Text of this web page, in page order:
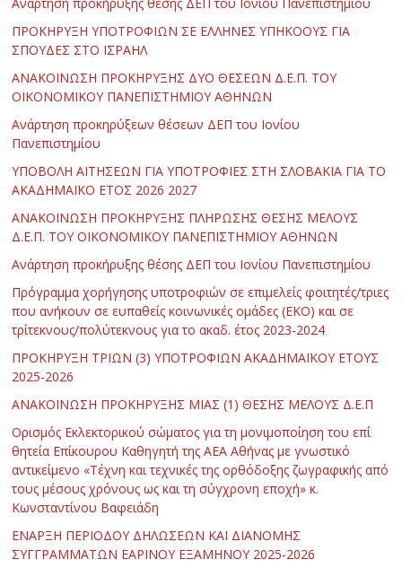
ΠΡΟΚΗΡΥΞΗ ΥΠΟΤΡΟΦΙΩΝ ΣΕ ΕΛΛΗΝΕΣ ΥΠΗΚΟΟΥΣ ΓΙΑ
ΣΠΟΥΔΕΣ ΣΤΟ ΙΣΡΑΗΛ
ΑΝΑΚΟΙΝΩΣΗ ΠΡΟΚΗΡΥΞΗΣ ΔΥΟ ΘΕΣΕΩΝ Δ.Ε.Π. ΤΟΥ
ΟΙΚΟΝΟΜΙΚΟΥ ΠΑΝΕΠΙΣΤΗΜΙΟΥ ΑΘΗΝΩΝ
Ανάρτηση προκηρύξεων θέσεων ΔΕΠ του Ιονίου
Πανεπιστημίου
ΥΠΟΒΟΛΗ ΑΙΤΗΣΕΩΝ ΓΙΑ ΥΠΟΤΡΟΦΙΕΣ ΣΤΗ ΣΛΟΒΑΚΙΑ ΓΙΑ ΤΟ
ΑΚΑΔΗΜΑΪΚΟ ΕΤΟΣ 2026 2027
ΑΝΑΚΟΙΝΩΣΗ ΠΡΟΚΗΡΥΞΗΣ ΠΛΗΡΩΣΗΣ ΘΕΣΗΣ ΜΕΛΟΥΣ
Δ.Ε.Π. ΤΟΥ ΟΙΚΟΝΟΜΙΚΟΥ ΠΑΝΕΠΙΣΤΗΜΙΟΥ ΑΘΗΝΩΝ
Ανάρτηση προκήρυξης θέσης ΔΕΠ του Ιονίου Πανεπιστημίου
Πρόγραμμα χορήγησης υποτροφιών σε επιμελείς φοιτητές/τριες
που ανήκουν σε ευπαθείς κοινωνικές ομάδες (ΕΚΟ) και σε
τρίτεκνους/πολύτεκνους για το ακαδ. έτος 2023-2024
ΠΡΟΚΗΡΥΞΗ ΤΡΙΩΝ (3) ΥΠΟΤΡΟΦΙΩΝ ΑΚΑΔΗΜΑΪΚΟΥ ΕΤΟΥΣ
2025-2026
ΑΝΑΚΟΙΝΩΣΗ ΠΡΟΚΗΡΥΞΗΣ ΜΙΑΣ (1) ΘΕΣΗΣ ΜΕΛΟΥΣ Δ.Ε.Π
Ορισμός Εκλεκτορικού σώματος για τη μονιμοποίηση του επί
θητεία Επίκουρου Καθηγητή της ΑΕΑ Αθήνας με γνωστικό
αντικείμενο «Τέχνη και τεχνικές της ορθόδοξης ζωγραφικής από
τους μέσους χρόνους ως και τη σύγχρονη εποχή» κ.
Κωνσταντίνου Βαφειάδη
ΕΝΑΡΞΗ ΠΕΡΙΟΔΟΥ ΔΗΛΩΣΕΩΝ ΚΑΙ ΔΙΑΝΟΜΗΣ
ΣΥΓΓΡΑΜΜΑΤΩΝ ΕΑΡΙΝΟΥ ΕΞΑΜΗΝΟΥ 2025-2026